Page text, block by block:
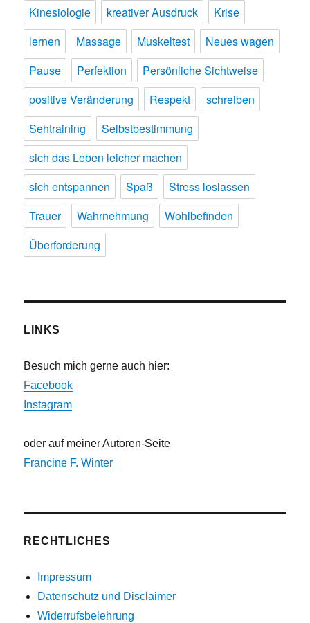
Kinesiologie
kreativer Ausdruck
Krise
lernen
Massage Muskeltest
Neues wagen
Pause
Perfektion
Persönliche Sichtweise
positive Veränderung
Respekt
schreiben
Sehtraining
Selbstbestimmung
sich das Leben leicher machen
sich entspannen
Spaß
Stress loslassen
Trauer
Wahrnehmung
Wohlbefinden
Überforderung
LINKS
Besuch mich gerne auch hier:
Facebook
Instagram
oder auf meiner Autoren-Seite
Francine F. Winter
RECHTLICHES
Impressum
Datenschutz und Disclaimer
Widerrufsbelehrung